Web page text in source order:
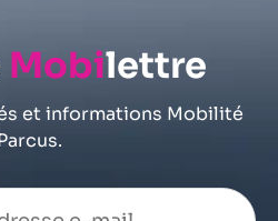
Mobilettre
et informations Mobilité